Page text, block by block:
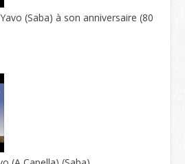
(Saba) à son anniversaire (80